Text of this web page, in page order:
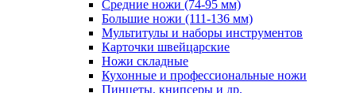
Средние ножи (74-95 мм)
Большие ножи (111-136 мм)
Мультитулы и наборы инструментов
Карточки швейцарские
Ножи складные
Кухонные и профессиональные ножи
Пинцеты, книпсеры и др.